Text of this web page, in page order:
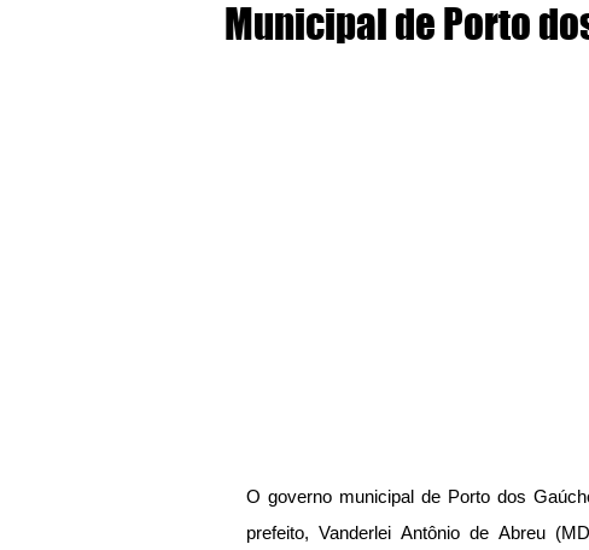
Municipal de Porto
O governo municipal de Porto dos
prefeito, Vanderlei Antônio de Abreu